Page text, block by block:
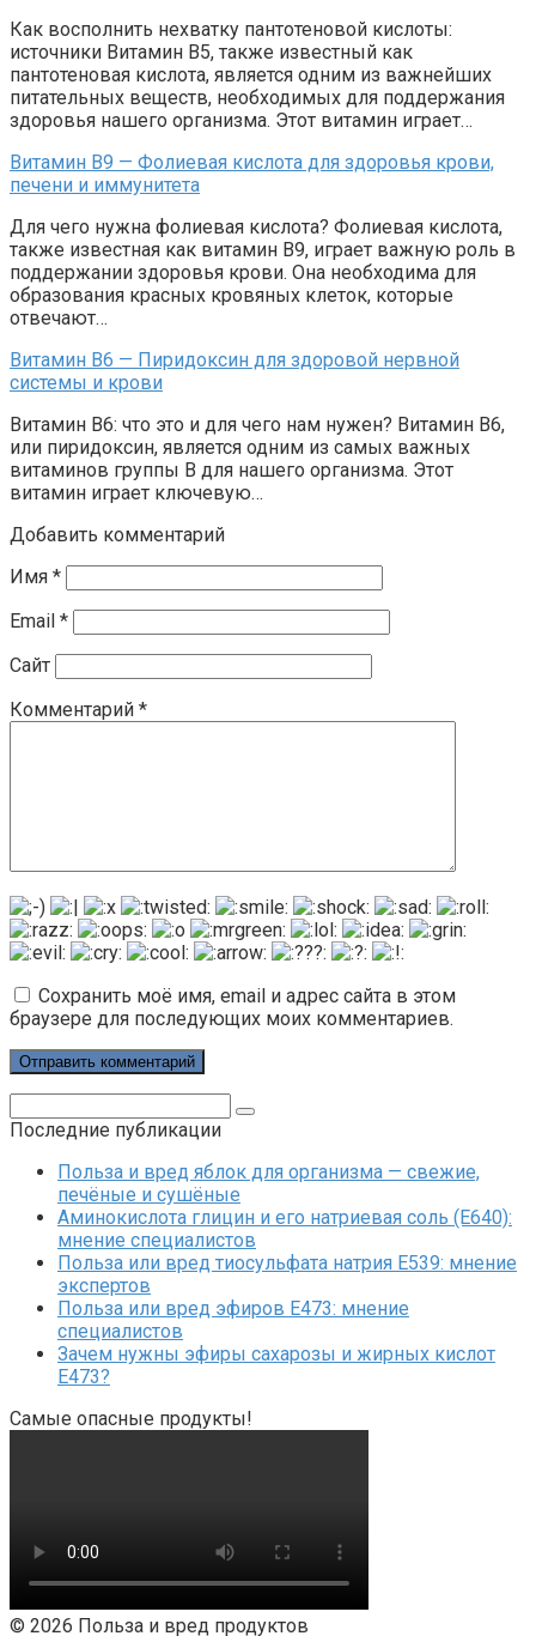
Как восполнить нехватку пантотеновой кислоты:
источники Витамин В5, также известный как
пантотеновая кислота, является одним из важнейших
питательных веществ, необходимых для поддержания
здоровья нашего организма. Этот витамин играет…
Витамин В9 — Фолиевая кислота для здоровья крови,
печени и иммунитета
Для чего нужна фолиевая кислота? Фолиевая кислота,
также известная как витамин В9, играет важную роль в
поддержании здоровья крови. Она необходима для
образования красных кровяных клеток, которые
отвечают…
Витамин В6 — Пиридоксин для здоровой нервной
системы и крови
Витамин В6: что это и для чего нам нужен? Витамин В6,
или пиридоксин, является одним из самых важных
витаминов группы В для нашего организма. Этот
витамин играет ключевую…
Добавить комментарий
Имя *
Email *
Сайт
Комментарий *
Сохранить моё имя, email и адрес сайта в этом
браузере для последующих моих комментариев.
Последние публикации
Польза и вред яблок для организма — свежие,
печёные и сушёные
Аминокислота глицин и его натриевая соль (Е640):
мнение специалистов
Польза или вред тиосульфата натрия Е539: мнение
экспертов
Польза или вред эфиров Е473: мнение
специалистов
Зачем нужны эфиры сахарозы и жирных кислот
Е473?
Самые опасные продукты!
© 2026 Польза и вред продуктов